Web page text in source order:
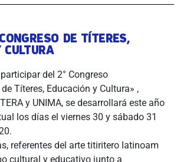
DE TÍTERES,
CULTURA
del 2° Congreso
Títeres, Educación y Cultura» ,
y UNIMA, se desarrollará este año
los días el viernes 30 y sábado 31
referentes del arte titiritero latinoam
cultural y educativo junto a